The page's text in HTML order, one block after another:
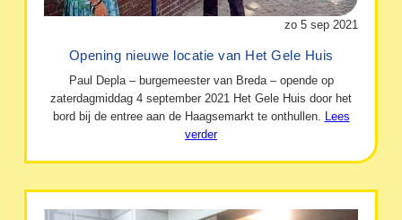
zo 5 sep 2021
Opening nieuwe locatie van Het Gele Huis
Paul Depla – burgemeester van Breda – opende op
zaterdagmiddag 4 september 2021 Het Gele Huis door het
bord bij de entree aan de Haagsemarkt te onthullen. Lees
verder